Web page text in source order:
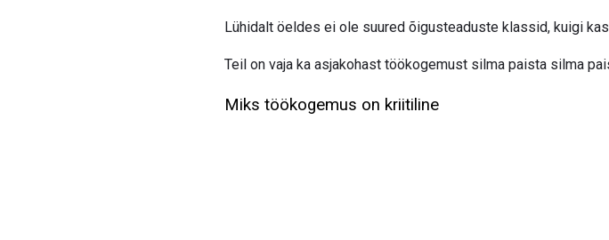
Lühidalt öeldes ei ole suured õigusteaduste klassid, kuigi
Teil on vaja ka asjakohast töökogemust silma paista silma
Miks töökogemus on kriitiline